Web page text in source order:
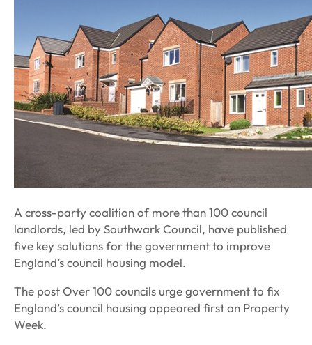
A cross-party coalition of more than 100 council
landlords, led by Southwark Council, have published
five key solutions for the government to improve
England’s council housing model.
The post Over 100 councils urge government to fix
England’s council housing appeared first on Property
Week.